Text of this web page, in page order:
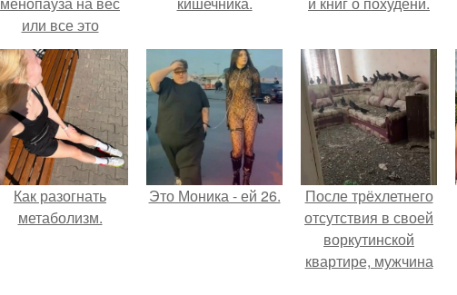
или все это
ерунда?
Как разогнать
метаболизм.
Это Моника - ей 26.
После трёхлетнего
отсутствия в своей
воркутинской
квартире, мужчина